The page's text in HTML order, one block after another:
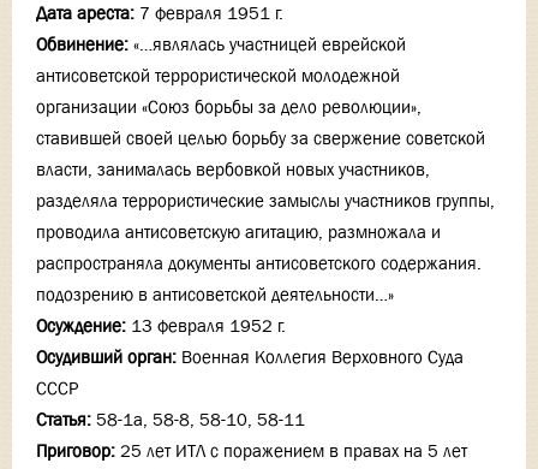
Дата ареста: 7 февраля 1951 г.
Обвинение: «…являлась участницей еврейской
антисоветской террористической молодежной
организации «Союз борьбы за дело революции»,
ставившей своей целью борьбу за свержение советской
власти, занималась вербовкой новых участников,
разделяла террористические замыслы участников группы,
проводила антисоветскую агитацию, размножала и
распространяла документы антисоветского содержания.
подозрению в антисоветской деятельности…»
Осуждение: 13 февраля 1952 г.
Осудивший орган: Военная Коллегия Верховного Суда
СССР
Статья: 58-1а, 58-8, 58-10, 58-11
Приговор: 25 лет ИТЛ с поражением в правах на 5 лет